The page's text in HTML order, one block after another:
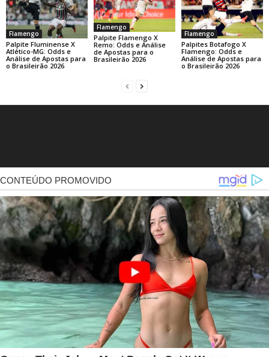
Flamengo
Palpite Fluminense X
Atlético-MG: Odds e
Análise de Apostas para
o Brasileirão 2026
Flamengo
Palpite Flamengo X
Remo: Odds e Análise
de Apostas para o
Brasileirão 2026
Flamengo
Palpites Botafogo X
Flamengo: Odds e
Análise de Apostas para
o Brasileirão 2026